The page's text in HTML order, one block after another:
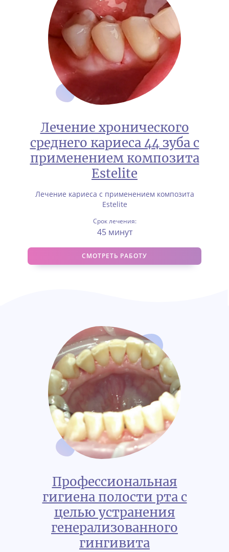
Лечение хронического
среднего кариеса 44 зуба с
применением композита
Estelite
Лечение кариеса с применением композита
Estelite
Срок лечения:
45 минут
СМОТРЕТЬ РАБОТУ
Профессиональная
гигиена полости рта с
целью устранения
генерализованного
гингивита